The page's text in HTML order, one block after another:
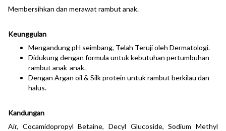
Membersihkan dan merawat rambut anak.
Keunggulan
Mengandung pH seimbang, Telah Teruji oleh Dermatologi.
Didukung dengan formula untuk kebutuhan pertumbuhan
rambut anak-anak.
Dengan Argan oil & Silk protein untuk rambut berkilau dan
halus.
Kandungan
Air, Cocamidopropyl Betaine, Decyl Glucoside, Sodium Methyl